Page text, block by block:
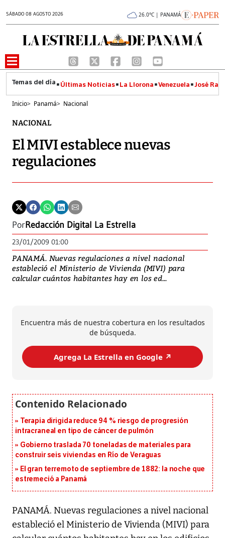
SÁBADO 08 AGOSTO 2026 26.0°C | PANAMÁ
Últimas Noticias La Llorona Venezuela José
Inicio> Panamá> Nacional
NACIONAL
El MIVI establece nuevas
regulaciones
PorRedacción Digital La Estrella
23/01/2009 01:00
PANAMÁ. Nuevas regulaciones a nivel nacional
estableció el Ministerio de Vivienda (MIVI) para
calcular cuántos habitantes hay en los ed...
Encuentra más de nuestra cobertura en los resultados
de búsqueda.
Agrega La Estrella en Google ↗️
Terapia dirigida reduce 94 % riesgo de progresión
intracraneal en tipo de cáncer de pulmón
Gobierno traslada 70 toneladas de materiales para
construir seis viviendas en Río de Veraguas
El gran terremoto de septiembre de 1882: la noche que
estremeció a Panamá
PANAMÁ. Nuevas regulaciones a nivel nacional
estableció el Ministerio de Vivienda (MIVI) para